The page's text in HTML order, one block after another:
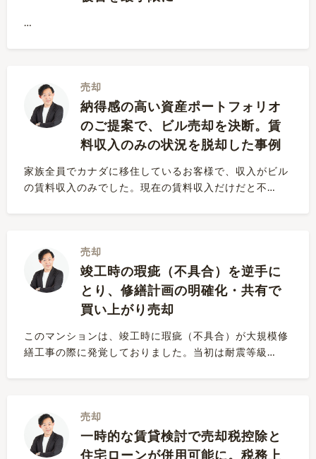
…
売却
納得感の高い資産ポートフォリオ
のご提案で、ビル売却を決断。賃
料収入のみの状況を脱却した事例
家族全員でカナダに移住しているお客様で、収入がビル
の賃料収入のみでした。現在の賃料収入だけだと不…
売却
竣工時の瑕疵（不具合）を逆手に
とり、修繕計画の明確化・共有で
買い上がり売却
このマンションは、竣工時に瑕疵（不具合）が大規模修
繕工事の際に発覚しておりました。当初は耐震等級…
売却
一時的な賃貸検討で売却税控除と
住宅ローンが併用可能に。税務上